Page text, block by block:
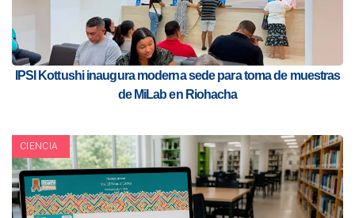
IPSI Kottushi inaugura moderna sede para toma de muestras
de MiLab en Riohacha
CIENCIA